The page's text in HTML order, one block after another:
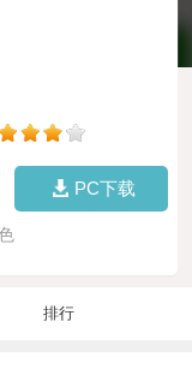
PC下载
排行